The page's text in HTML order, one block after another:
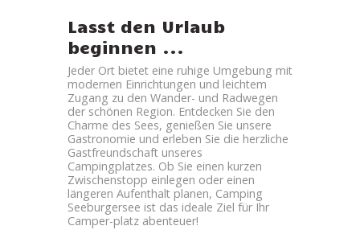
Lasst den Urlaub
beginnen ...
Jeder Ort bietet eine ruhige Umgebung mit
modernen Einrichtungen und leichtem
Zugang zu den Wander- und Radwegen
der schönen Region. Entdecken Sie den
Charme des Sees, genießen Sie unsere
Gastronomie und erleben Sie die herzliche
Gastfreundschaft unseres
Campingplatzes. Ob Sie einen kurzen
Zwischenstopp einlegen oder einen
längeren Aufenthalt planen, Camping
Seeburgersee ist das ideale Ziel für Ihr
Camper-platz abenteuer!